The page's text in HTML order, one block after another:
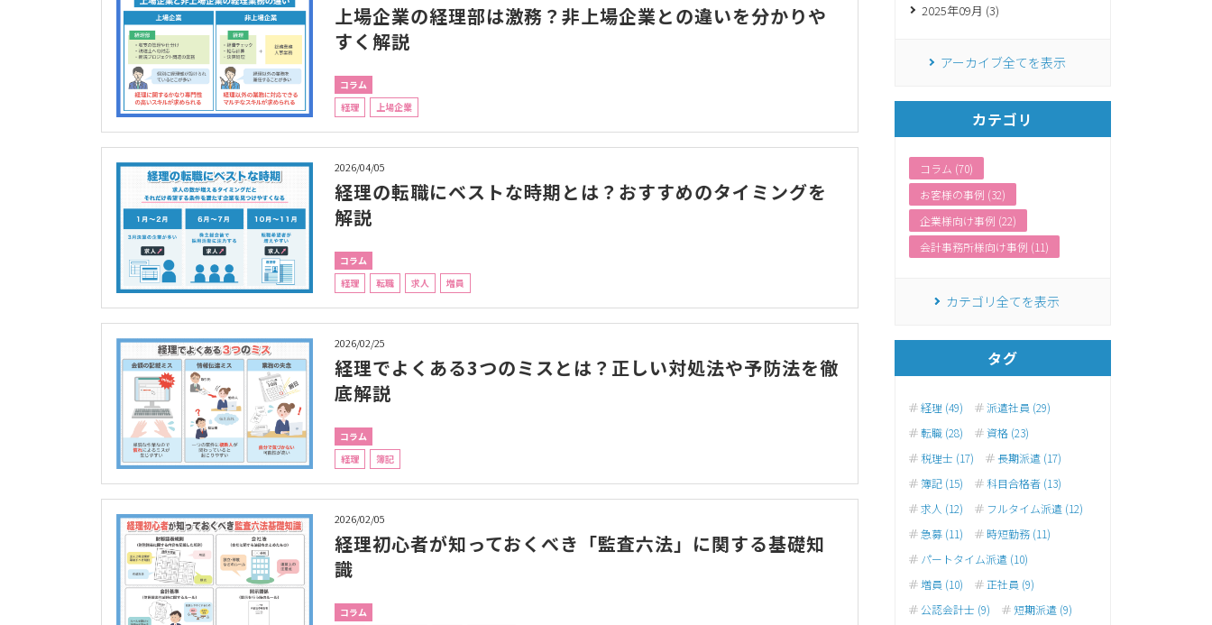
上場企業の経理部は激務？非上場企業との違いを分かりや
すく解説
コラム
経理
上場企業
2026/04/05
経理の転職にベストな時期とは？おすすめのタイミングを
解説
コラム
経理
転職 求人 増員
2026/02/25
経理でよくある3つのミスとは？正しい対処法や予防法を徹
底解説
コラム
経理
簿記
2026/02/05
経理初心者が知っておくべき「監査六法」に関する基礎知
識
コラム
2025年09月 (3)
アーカイブ全てを表示
カテゴリ
コラム (70)
お客様の事例 (32)
企業様向け事例 (22)
会計事務所様向け事例 (11)
カテゴリ全てを表示
タグ
経理 (49)
派遣社員 (29)
転職 (28)
資格 (23)
税理士 (17)
長期派遣 (17)
簿記 (15)
科目合格者 (13)
求人 (12)
フルタイム派遣 (12)
急募 (11)
時短勤務 (11)
パートタイム派遣 (10)
増員 (10)
正社員 (9)
公認会計士 (9)
短期派遣 (9)